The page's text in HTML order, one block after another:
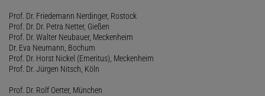
Prof. Dr. Friedemann Nerdinger, Rostock
Prof. Dr. Dr. Petra Netter, Gießen
Prof. Dr. Walter Neubauer, Meckenheim
Dr. Eva Neumann, Bochum
Prof. Dr. Horst Nickel (Emeritus), Meckenheim
Prof. Dr. Jürgen Nitsch, Köln
Prof. Dr. Rolf Oerter, München